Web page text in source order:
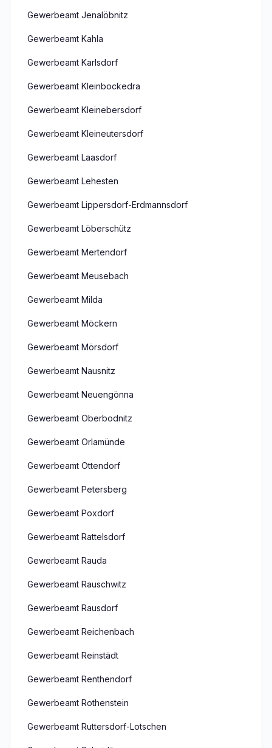
Gewerbeamt Jenalöbnitz
Gewerbeamt Kahla
Gewerbeamt Karlsdorf
Gewerbeamt Kleinbockedra
Gewerbeamt Kleinebersdorf
Gewerbeamt Kleineutersdorf
Gewerbeamt Laasdorf
Gewerbeamt Lehesten
Gewerbeamt Lippersdorf-Erdmannsdorf
Gewerbeamt Löberschütz
Gewerbeamt Mertendorf
Gewerbeamt Meusebach
Gewerbeamt Milda
Gewerbeamt Möckern
Gewerbeamt Mörsdorf
Gewerbeamt Nausnitz
Gewerbeamt Neuengönna
Gewerbeamt Oberbodnitz
Gewerbeamt Orlamünde
Gewerbeamt Ottendorf
Gewerbeamt Petersberg
Gewerbeamt Poxdorf
Gewerbeamt Rattelsdorf
Gewerbeamt Rauda
Gewerbeamt Rauschwitz
Gewerbeamt Rausdorf
Gewerbeamt Reichenbach
Gewerbeamt Reinstädt
Gewerbeamt Renthendorf
Gewerbeamt Rothenstein
Gewerbeamt Ruttersdorf-Lotschen